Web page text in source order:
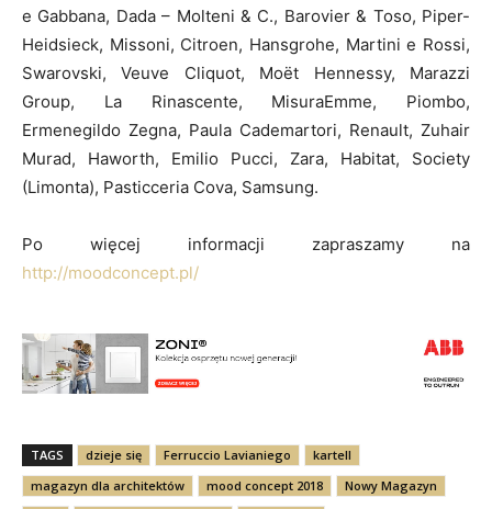
e Gabbana, Dada – Molteni & C., Barovier & Toso, Piper-
Heidsieck, Missoni, Citroen, Hansgrohe, Martini e Rossi,
Swarovski, Veuve Cliquot, Moët Hennessy, Marazzi
Group, La Rinascente, MisuraEmme, Piombo,
Ermenegildo Zegna, Paula Cademartori, Renault, Zuhair
Murad, Haworth, Emilio Pucci, Zara, Habitat, Society
(Limonta), Pasticceria Cova, Samsung.
Po więcej informacji zapraszamy na
http://moodconcept.pl/
TAGS dzieje się Ferruccio Lavianiego
kartell
magazyn dla architektów
mood concept 2018
Nowy Magazyn